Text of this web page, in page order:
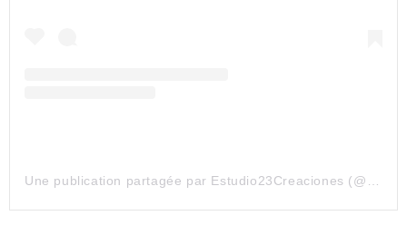
Une publication partagée par Estudio23Creaciones (@estudio23creaciones)